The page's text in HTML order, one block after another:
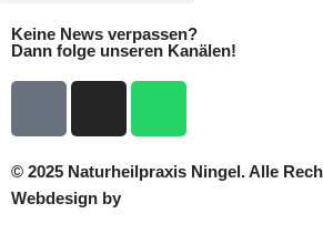
Keine News verpassen?
Dann folge unseren Kanälen!
© 2025 Naturheilpraxis Ningel. Alle
Webdesign by